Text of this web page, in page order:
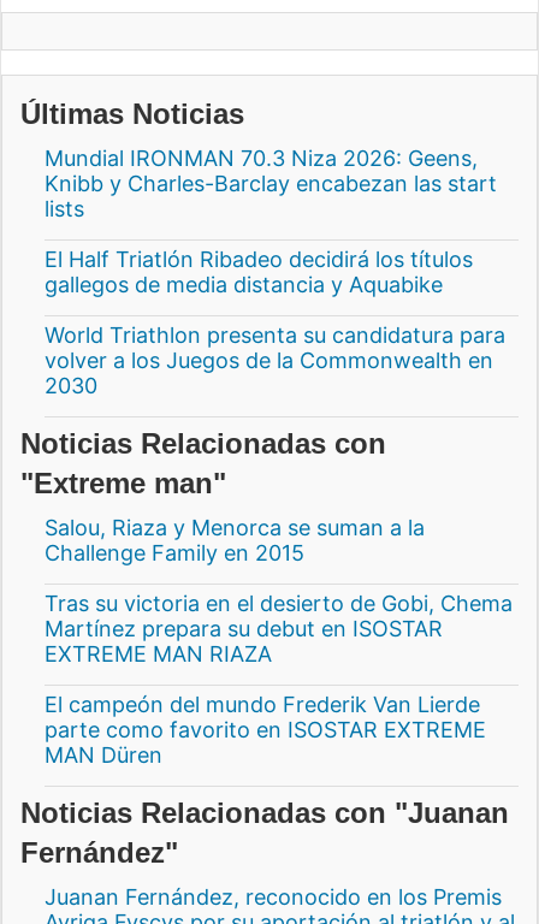
Últimas Noticias
Mundial IRONMAN 70.3 Niza 2026: Geens,
Knibb y Charles-Barclay encabezan las start
lists
El Half Triatlón Ribadeo decidirá los títulos
gallegos de media distancia y Aquabike
World Triathlon presenta su candidatura para
volver a los Juegos de la Commonwealth en
2030
Noticias Relacionadas con
"Extreme man"
Salou, Riaza y Menorca se suman a la
Challenge Family en 2015
Tras su victoria en el desierto de Gobi, Chema
Martínez prepara su debut en ISOSTAR
EXTREME MAN RIAZA
El campeón del mundo Frederik Van Lierde
parte como favorito en ISOSTAR EXTREME
MAN Düren
Noticias Relacionadas con "Juanan
Fernández"
Juanan Fernández, reconocido en los Premis